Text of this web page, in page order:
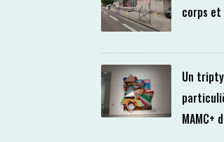
corps et
Un
MAMC+